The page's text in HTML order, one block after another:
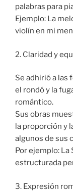
palabras para
Ejemplo: La
violín en mi
2. Claridad y
Se adhirió a las
el rondó y la
romántico.
Sus obras
la proporción y
algunos de sus
Por ejemplo:
estructurada
3. Expresión